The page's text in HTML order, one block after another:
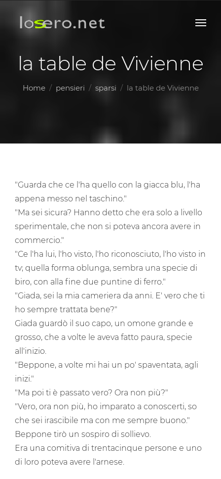
la table de Vivienne
Home pensieri sparsi la table de Vivienne
"Guarda che ce l'ha quello con la giacca blu, l'ha
appena messo nel taschino."
"Ma sei sicura? Hanno detto che era solo a livello
sperimentale, che non si poteva ancora avere in
commercio."
"Ce l'ha lui, l'ho visto, l'ho riconosciuto, l'ho visto in
tv; quella forma oblunga, sembra una specie di
biro, con alla fine due puntine di ferro."
"Giada, sei la mia cameriera da anni. E' vero che ti
ho sempre trattata bene?"
Giada guardò il suo capo, un omone grande e
grosso, che a volte le aveva fatto paura, specie
all'inizio.
"Beppone, a volte mi hai un po' spaventata, agli
inizi."
"Ma poi ti è passato vero? Ora non più?"
"Vero, ora non più, ho imparato a conoscerti, so
che sei irascibile ma con me sempre buono."
Beppone tirò un sospiro di sollievo.
Era una comitiva di trentacinque persone e uno
di loro poteva avere l'arnese.